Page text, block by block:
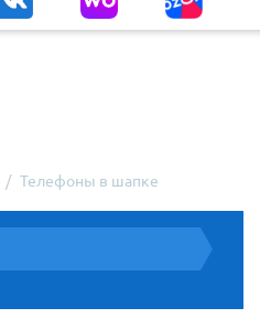
Телефоны в шапке